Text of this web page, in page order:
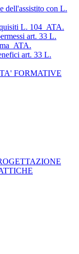
dell'assistito con L.
L. 104_ATA.
art. 33 L.
art. 33 L.
FORMATIVE